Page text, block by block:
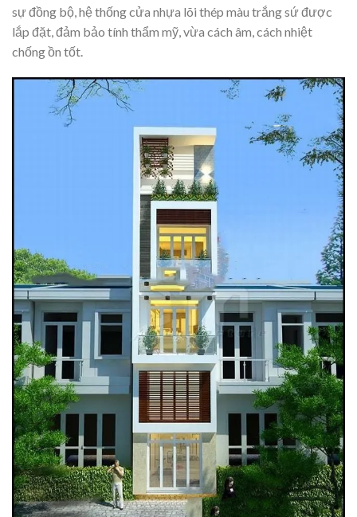
sự đồng bộ, hệ thống cửa nhựa lõi thép màu trắng sứ được
lắp đặt, đảm bảo tính thẩm mỹ, vừa cách âm, cách nhiệt
chống ồn tốt.